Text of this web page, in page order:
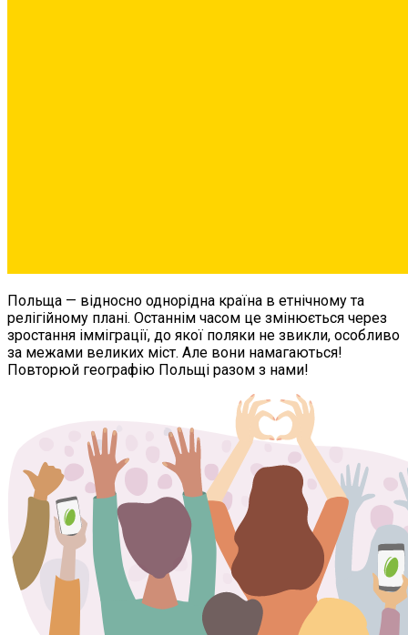
Польща — відносно однорідна країна в етнічному та
релігійному плані. Останнім часом це змінюється через
зростання імміграції, до якої поляки не звикли, особливо
за межами великих міст. Але вони намагаються!
Повторюй географію Польщі разом з нами!